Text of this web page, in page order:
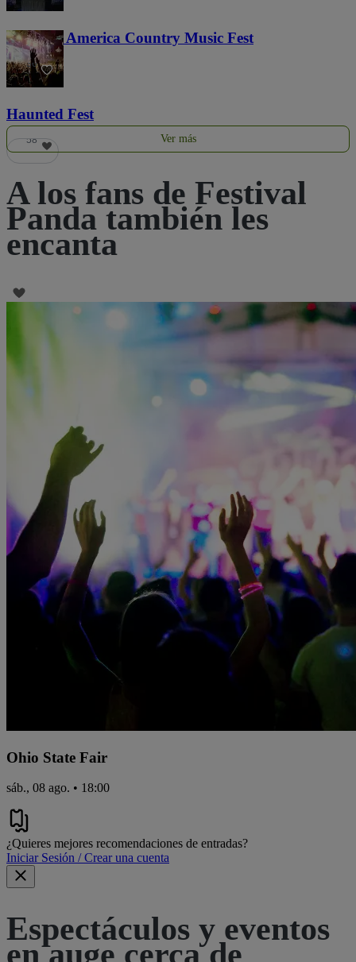
Voices of America Country Music Fest
36
Haunted Fest
58 Ver más
A los fans de Festival
Panda también les
encanta
Ohio State Fair
sáb., 08 ago. • 18:00
¿Quieres mejores recomendaciones de entradas?
Iniciar Sesión / Crear una cuenta
Espectáculos y eventos
en auge cerca de